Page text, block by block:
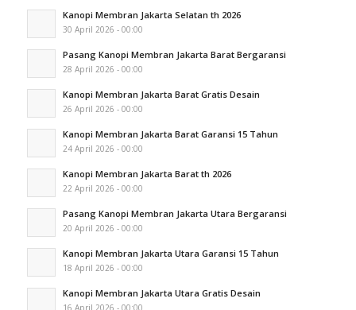
Kanopi Membran Jakarta Selatan th 2026
30 April 2026 - 00:00
Pasang Kanopi Membran Jakarta Barat Bergaransi
28 April 2026 - 00:00
Kanopi Membran Jakarta Barat Gratis Desain
26 April 2026 - 00:00
Kanopi Membran Jakarta Barat Garansi 15 Tahun
24 April 2026 - 00:00
Kanopi Membran Jakarta Barat th 2026
22 April 2026 - 00:00
Pasang Kanopi Membran Jakarta Utara Bergaransi
20 April 2026 - 00:00
Kanopi Membran Jakarta Utara Garansi 15 Tahun
18 April 2026 - 00:00
Kanopi Membran Jakarta Utara Gratis Desain
16 April 2026 - 00:00